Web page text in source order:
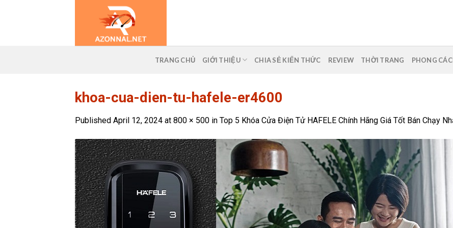
TRANG CHỦ GIỚI THIỆU CHIA SẺ KIẾN THỨC REVIEW THỜI TRANG PHONG
khoa-cua-dien-tu-hafele-er4600
Published April 12, 2024 at 800 × 500 in Top 5 Khóa Cửa Điện Tử HAFELE Chính Hãng Giá Tốt Bán Chạy